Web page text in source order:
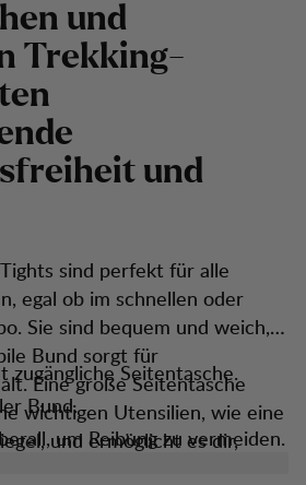
und
Trekking-
und
sind perfekt für alle
egal ob im schnellen oder
Sie sind bequem und weich,
Bund sorgt für
Eine große Seitentasche
wichtigen Utensilien, wie eine
und ermöglicht es dir,
zu sein, egal ob du auf
zugängliche Seitentasche.
Bund.
um Reibung zu vermeiden.
für maximalen Komfort.